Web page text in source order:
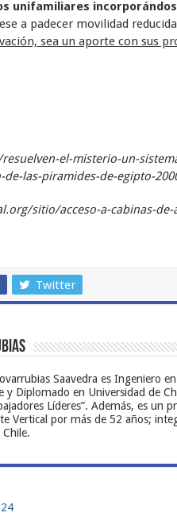
unifamiliares
a padecer movilidad
sea un aporte con sus
el-misterio-un-
las-piramides-de-egipto-
sitio/acceso-a-cabinas-de-
Twitter
Saavedra es Ingeniero
y Diplomado en Universidad de
Líderes”. Además, es un
Vertical por más de 52 años;
Chile.